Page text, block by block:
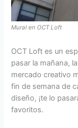
Mural en OCT Loft
OCT Loft es un
pasar la mañana,
mercado creativo
fin de semana de
diseño, ¡te lo
favoritos.